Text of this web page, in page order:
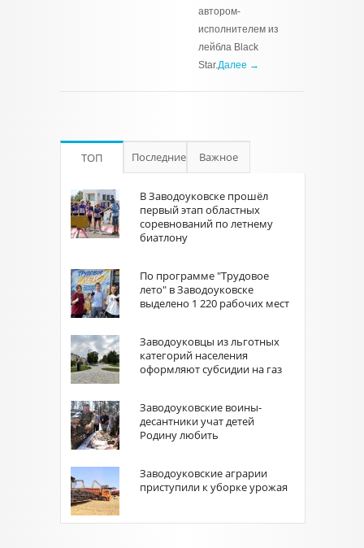
автором-
исполнителем из
лейбла Black
Star.Далее →
ТОП Последние Важное
В Заводоуковске прошёл
первый этап областных
соревнований по летнему
биатлону
По программе "Трудовое
лето" в Заводоуковске
выделено 1 220 рабочих мест
Заводоуковцы из льготных
категорий населения
оформляют субсидии на газ
Заводоуковские воины-
десантники учат детей
Родину любить
Заводоуковские аграрии
приступили к уборке урожая